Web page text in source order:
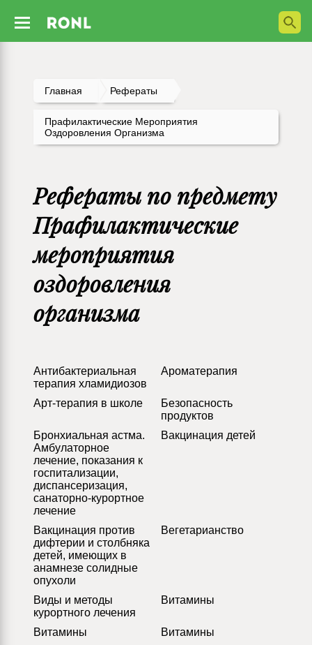
Главная Рефераты
Прафилактические Мероприятия
Оздоровления Организма
Рефераты по предмету
Прафилактические
мероприятия
оздоровления
организма
Антибактериальная
терапия хламидиозов
Ароматерапия
Арт-терапия в школе
Безопасность
продуктов
Бронхиальная астма.
Амбулаторное
лечение, показания к
госпитализации,
диспансеризация,
санаторно-курортное
лечение
Вакцинация детей
Вакцинация против
дифтерии и столбняка
детей, имеющих в
анамнезе солидные
опухоли
Вегетарианство
Виды и методы
курортного лечения
Витамины
Витамины
Витамины